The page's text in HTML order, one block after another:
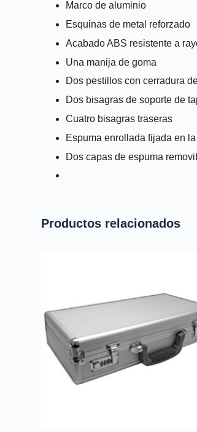
Marco de aluminio
Esquinas de metal reforzado
Acabado ABS resistente a
Una manija de goma
Dos pestillos con cerradura
Dos bisagras de soporte de
Cuatro bisagras traseras
Espuma enrollada fijada en la
Dos capas de espuma
Productos relacionados